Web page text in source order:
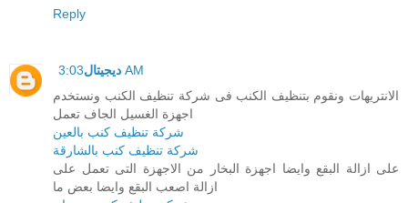
Reply
ديجيتال 3:03 AM
الانتريهات ونقوم بتنظيف الكنب فى شركة تنظيف الكنب ونستخدم
اجهزة الغسيل الجاف تعمل
شركة تنظيف كنب بالعين
شركة تنظيف كنب بالشارقة
على ازالة البقع وايضا اجهزة البخار من الاجهزة التى تعمل على
ازالة اصعب البقع وايضا بعض ما